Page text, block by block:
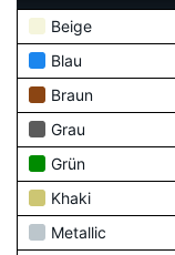
Beige
Blau
Braun
Grau
Grün
Khaki
Metallic